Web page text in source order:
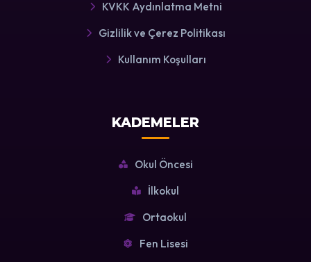
KVKK Aydınlatma Metni
Gizlilik ve Çerez Politikası
Kullanım Koşulları
KADEMELER
Okul Öncesi
İlkokul
Ortaokul
Fen Lisesi